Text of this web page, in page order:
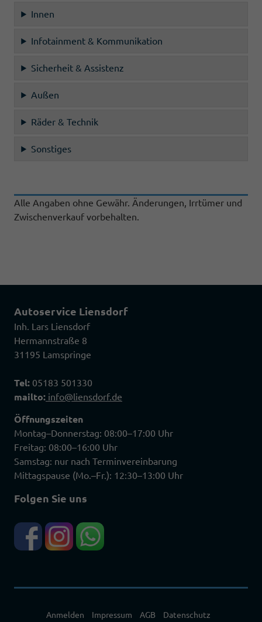
Innen
Infotainment & Kommunikation
Sicherheit & Assistenz
Außen
Räder & Technik
Sonstiges
Alle Angaben ohne Gewähr. Änderungen, Irrtümer und
Zwischenverkauf vorbehalten.
Autoservice Liensdorf
Inh. Lars Liensdorf
Hermannstraße 8
31195 Lamspringe
Tel: 05183 501330
mailto: info@liensdorf.de
Öffnungszeiten
Montag–Donnerstag: 08:00–17:00 Uhr
Freitag: 08:00–16:00 Uhr
Samstag: nur nach Terminvereinbarung
Mittagspause (Mo.–Fr.): 12:30–13:00 Uhr
Folgen Sie uns
Anmelden Impressum AGB Datenschutz